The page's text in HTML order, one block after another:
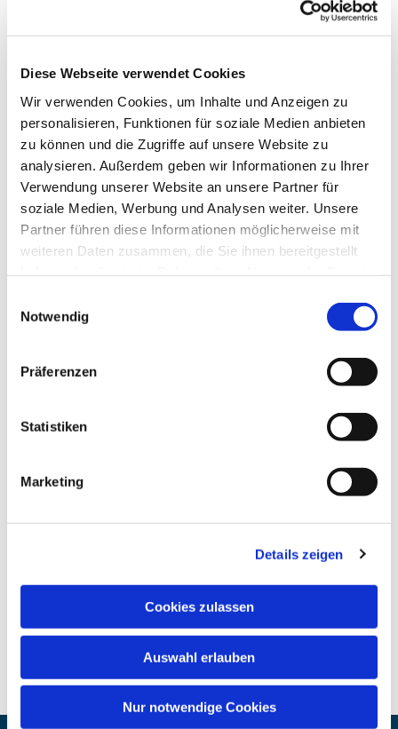
Diese Webseite verwendet Cookies
Wir verwenden Cookies, um Inhalte und Anzeigen zu
personalisieren, Funktionen für soziale Medien anbieten
zu können und die Zugriffe auf unsere Website zu
analysieren. Außerdem geben wir Informationen zu Ihrer
Verwendung unserer Website an unsere Partner für
soziale Medien, Werbung und Analysen weiter. Unsere
Partner führen diese Informationen möglicherweise mit
weiteren Daten zusammen, die Sie ihnen bereitgestellt
Notwendig
Präferenzen
Statistiken
Marketing
Details zeigen
Cookies zulassen
Auswahl erlauben
Nur notwendige Cookies
Dies könnte Sie auch
interessieren